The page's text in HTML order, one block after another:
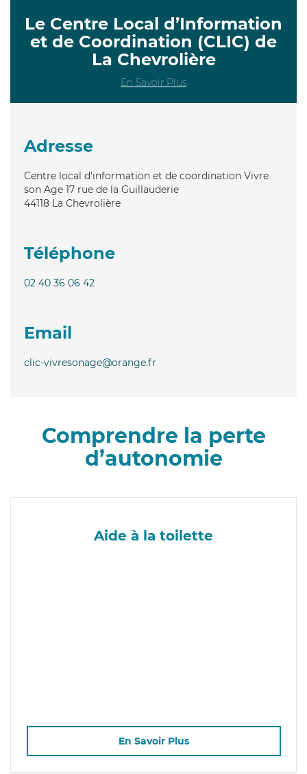
Le Centre Local d’Information
et de Coordination (CLIC) de
La Chevrolière
En Savoir Plus
Adresse
Centre local d'information et de coordination Vivre
son Age 17 rue de la Guillauderie
44118 La Chevrolière
Téléphone
02 40 36 06 42
Email
clic-vivresonage@orange.fr
Comprendre la perte
d’autonomie
Aide à la toilette
En Savoir Plus